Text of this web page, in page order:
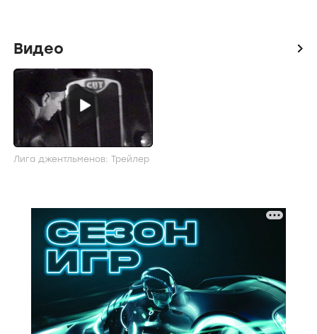
Видео icon
Лига джентльменов: Трейлер